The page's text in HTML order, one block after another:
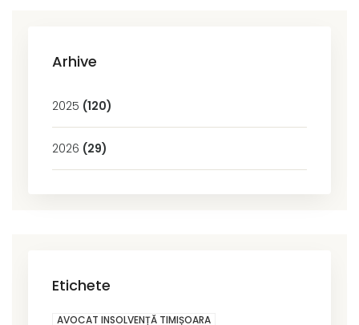
Arhive
2025 (120)
2026 (29)
Etichete
AVOCAT INSOLVENȚĂ TIMIȘOARA